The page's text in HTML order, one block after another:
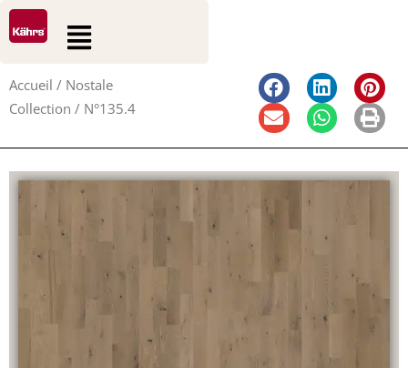
Aller
au
RechercherFlyout
Menu
Accueil / Nostale
Collection / N°135.4